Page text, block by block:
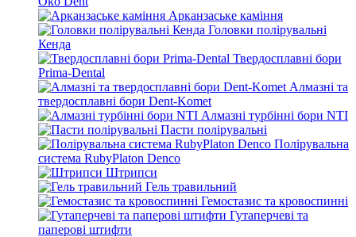
Арканзаське каміння
Головки полірувальні
Кенда
Твердосплавні бори
Prima-Dental
Алмазні та
твердосплавні бори Dent-Komet
Алмазні турбінні бори NTI
Пасти полірувальні
Полірувальна
система RubyPlaton Denco
Штрипси
Гель травильний
Гемостазис та кровоспинні
Гутаперчеві та
паперові штифти